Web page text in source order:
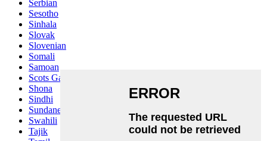
Serbian
Sesotho
Sinhala
Slovak
Slovenian
Somali
Samoan
Scots Gaelic
Shona
Sindhi
Sundanese
Swahili
Tajik